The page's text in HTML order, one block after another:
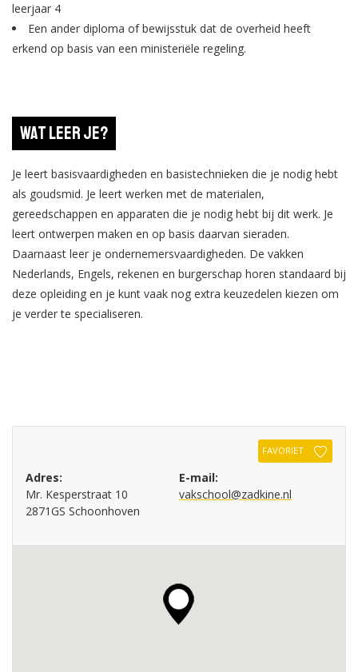
leerjaar 4
Een ander diploma of bewijsstuk dat de overheid heeft
erkend op basis van een ministeriële regeling.
Wat leer je?
Je leert basisvaardigheden en basistechnieken die je nodig hebt
als goudsmid. Je leert werken met de materialen,
gereedschappen en apparaten die je nodig hebt bij dit werk. Je
leert ontwerpen maken en op basis daarvan sieraden.
Daarnaast leer je ondernemersvaardigheden. De vakken
Nederlands, Engels, rekenen en burgerschap horen standaard bij
deze opleiding en je kunt vaak nog extra keuzedelen kiezen om
je verder te specialiseren.
FAVORIET
Adres:
Mr. Kesperstraat 10
2871GS Schoonhoven
E-mail:
vakschool@zadkine.nl